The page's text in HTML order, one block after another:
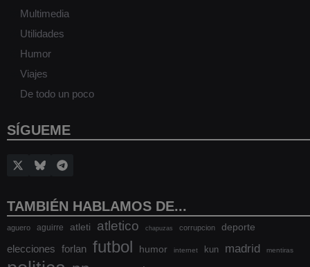
Multimedia
Utilidades
Humor
Viajes
De todo un poco
SÍGUEME
TAMBIÉN HABLAMOS DE...
aguero aguirre atleti atletico chapuzas corrupcion deporte
elecciones forlan futbol humor internet kun madrid mentiras